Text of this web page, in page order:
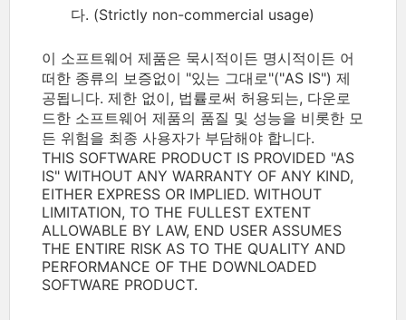
다. (Strictly non-commercial usage)
이 소프트웨어 제품은 묵시적이든 명시적이든 어
떠한 종류의 보증없이 "있는 그대로"("AS IS") 제
공됩니다. 제한 없이, 법률로써 허용되는, 다운로
드한 소프트웨어 제품의 품질 및 성능을 비롯한 모
든 위험을 최종 사용자가 부담해야 합니다.
THIS SOFTWARE PRODUCT IS PROVIDED "AS
IS" WITHOUT ANY WARRANTY OF ANY KIND,
EITHER EXPRESS OR IMPLIED. WITHOUT
LIMITATION, TO THE FULLEST EXTENT
ALLOWABLE BY LAW, END USER ASSUMES
THE ENTIRE RISK AS TO THE QUALITY AND
PERFORMANCE OF THE DOWNLOADED
SOFTWARE PRODUCT.